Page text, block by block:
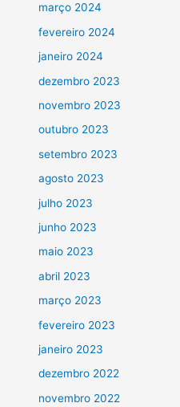
março 2024
fevereiro 2024
janeiro 2024
dezembro 2023
novembro 2023
outubro 2023
setembro 2023
agosto 2023
julho 2023
junho 2023
maio 2023
abril 2023
março 2023
fevereiro 2023
janeiro 2023
dezembro 2022
novembro 2022